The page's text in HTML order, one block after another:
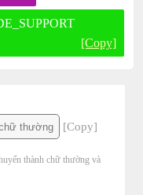
[Copy]
[Copy]
thành chữ thường và